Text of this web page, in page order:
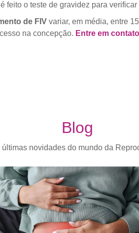
o teste de gravidez para
de FIVvariar, em média, entre
na concepção. Entre em contato
Blog
novidades do mundo da